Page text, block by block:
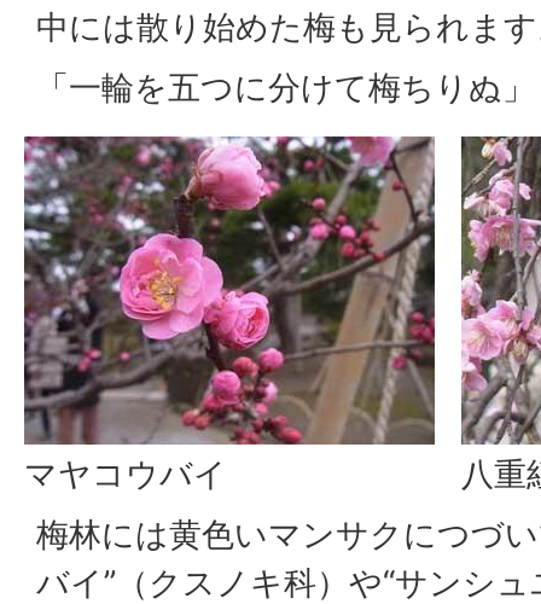
中には散り始めた梅も見られま
「一輪を五つに分けて梅ちりぬ
マヤコウバイ
八重
梅林には黄色いマンサクにつづ
バイ”（クスノキ科）や“サンシ